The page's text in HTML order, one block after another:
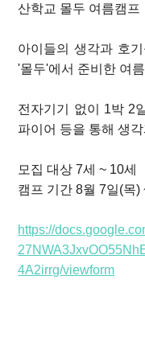
산학교 몰두 여름캠프
아이들의 생각과 호
'몰두'에서 준비한 여
전자기기 없이 1박 2
파이어 등을 통해 생
모집 대상 7세 ~ 10세
캠프 기간 8월 7일(목)
https://
4A2irrg/viewform